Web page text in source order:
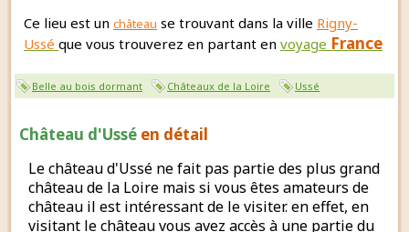
Ce lieu est un château se trouvant dans la ville Rigny-
Ussé que vous trouverez en partant en voyage France
Belle au bois dormant Châteaux de la Loire Ussé
Château d'Ussé en détail
Le château d'Ussé ne fait pas partie des plus grand
château de la Loire mais si vous êtes amateurs de
château il est intéressant de le visiter. en effet, en
visitant le château vous avez accès à une partie du